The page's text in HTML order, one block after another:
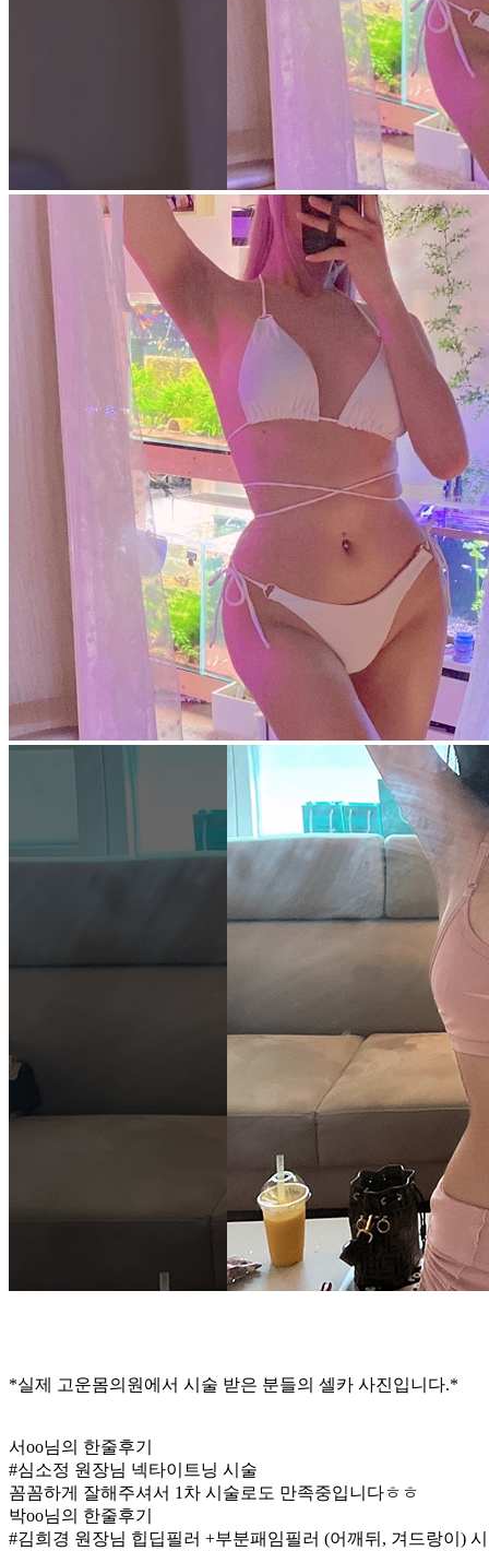
*실제 고운몸의원에서 시술 받은 분들의 셀카 사진입니다.*
서oo님의 한줄후기
#심소정 원장님 넥타이트닝 시술
꼼꼼하게 잘해주셔서 1차 시술로도 만족중입니다ㅎㅎ
박oo님의 한줄후기
#김희경 원장님 힙딥필러 +부분패임필러 (어깨뒤, 겨드랑이)